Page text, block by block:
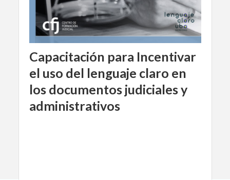
Capacitación para Incentivar
el uso del lenguaje claro en
los documentos judiciales y
administrativos